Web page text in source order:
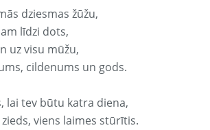
dziesmas žūžu,
līdzi dots,
uz visu mūžu,
cildenums un gods.
lai tev būtu katra diena,
viens laimes stūrītis.